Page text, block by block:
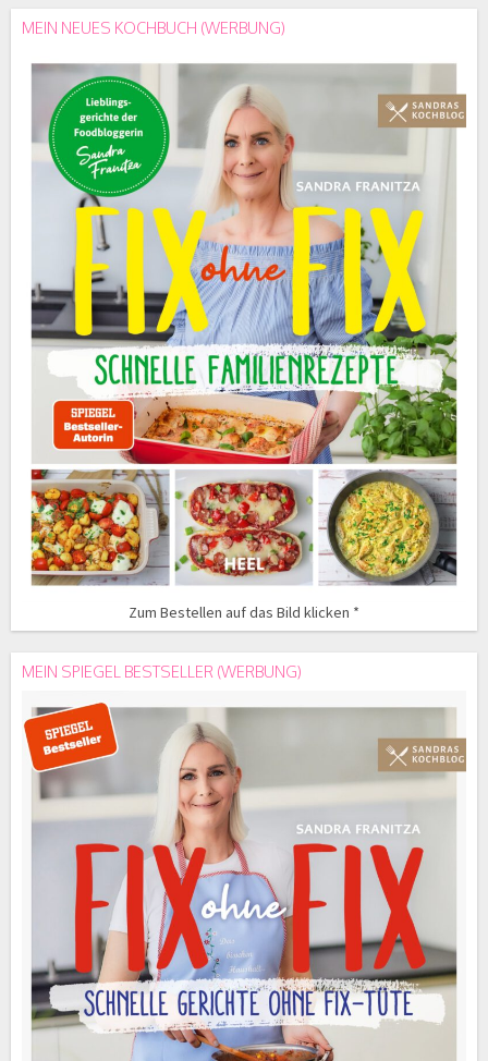
MEIN NEUES KOCHBUCH (WERBUNG)
Zum Bestellen auf das Bild klicken *
MEIN SPIEGEL BESTSELLER (WERBUNG)